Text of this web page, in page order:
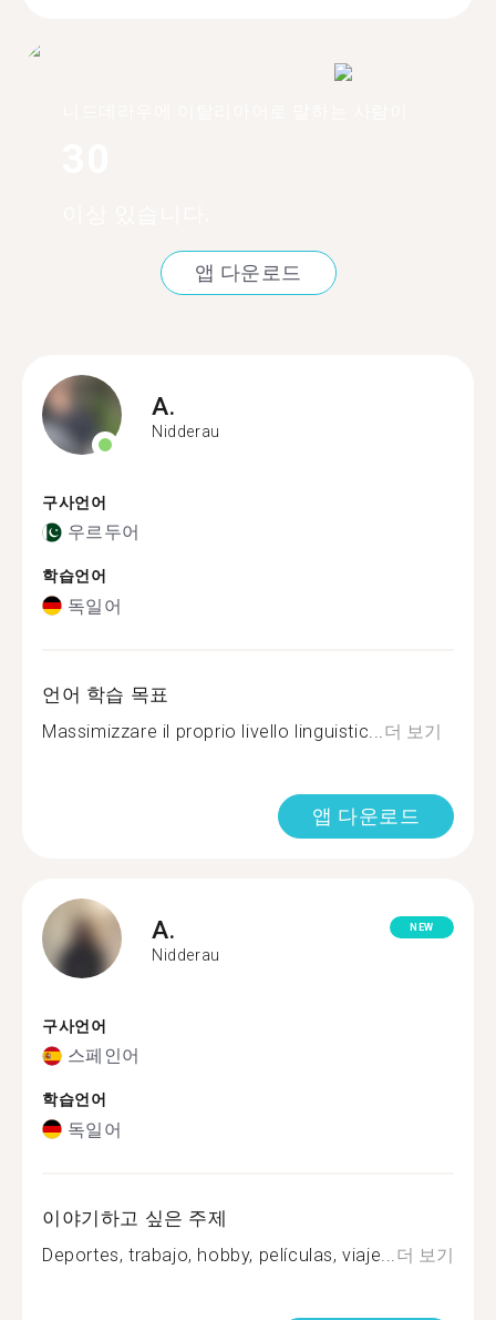
앱 다운로드
A.
Nidderau
구사언어
우르두어
학습언어
독일어
언어 학습 목표
Massimizzare il proprio livello linguistic... 더 보기
앱 다운로드
A.
Nidderau
NEW
구사언어
스페인어
학습언어
독일어
이야기하고 싶은 주제
Deportes, trabajo, hobby, películas, viaje... 더 보기